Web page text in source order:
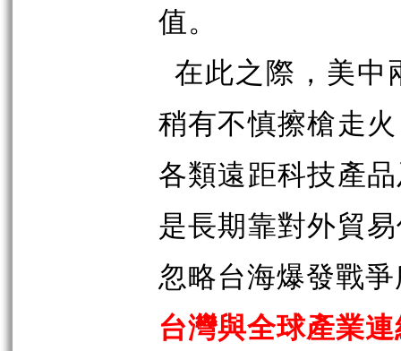
值。
在此之際，美中
稍有不慎擦槍走
各類遠距科技產
是長期靠對外貿
忽略台海爆發戰
台灣與全球產業